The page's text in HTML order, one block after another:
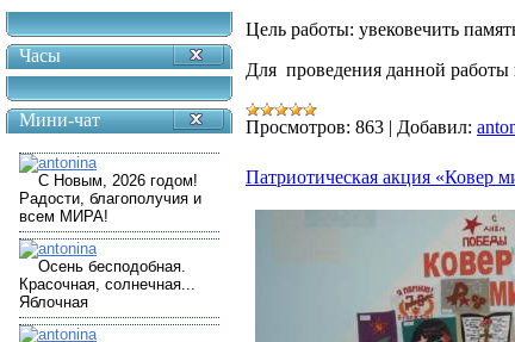
Часы
Мини-чат
Цель работы: увековечить
Для проведения данной
Просмотров: 863 | Добавил:
Патриотическая акция «Ковер